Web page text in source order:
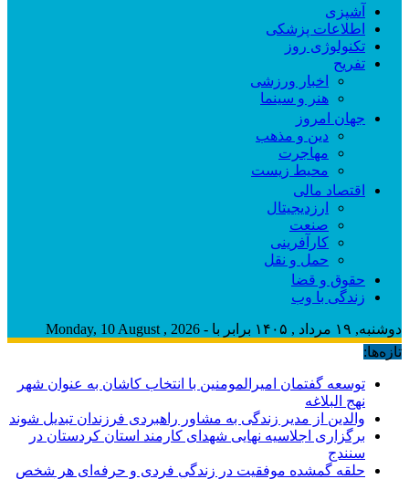
آشپزی
اطلاعات پزشکی
تکنولوژی روز
تفریح
اخبار ورزشی
هنر و سینما
جهان امروز
دین و مذهب
مهاجرت
محیط زیست
اقتصاد مالی
ارزدیجیتال
صنعت
کارآفرینی
حمل و نقل
حقوق و قضا
زندگی با وب
دوشنبه, ۱۹ مرداد , ۱۴۰۵ برابر با - Monday, 10 August , 2026
تازه‌ها:
توسعه گفتمان امیرالمومنین با انتخاب کاشان به عنوان شهر
نهج البلاغه
والدین از مدیر زندگی به مشاور راهبردی فرزندان تبدیل شوند
برگزاری اجلاسیه نهایی شهدای کارمند استان کردستان در
سنندج
حلقه گمشده موفقیت در زندگی فردی و حرفه‌ای هر شخص